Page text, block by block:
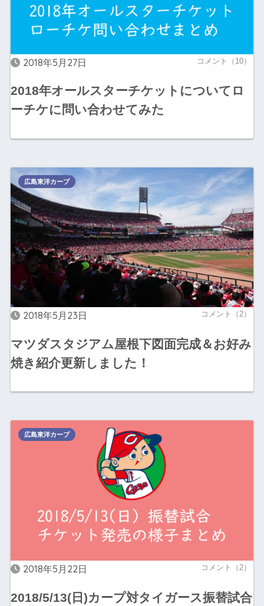
2018年5月27日 コメント（10）
2018年オールスターチケットについてロ
ーチケに問い合わせてみた
2018年5月23日 コメント（2）
マツダスタジアム屋根下図面完成＆お好み
焼き紹介更新しました！
広島東洋カープ
2018年5月22日 コメント（2）
2018/5/13(日)カープ対タイガース振替試合
広島東洋カープ